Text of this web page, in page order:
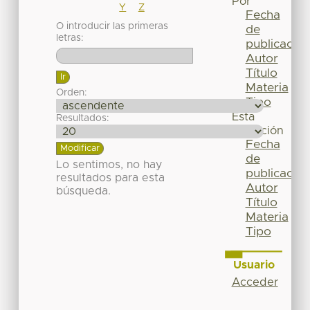
Y
Z
O introducir las primeras
letras:
Orden:
Resultados:
Lo sentimos, no hay
resultados para esta
búsqueda.
Fecha
de
publicación
Autor
Título
Materia
Tipo
Esta
colección
Fecha
de
publicación
Autor
Título
Materia
Tipo
Usuario
Acceder